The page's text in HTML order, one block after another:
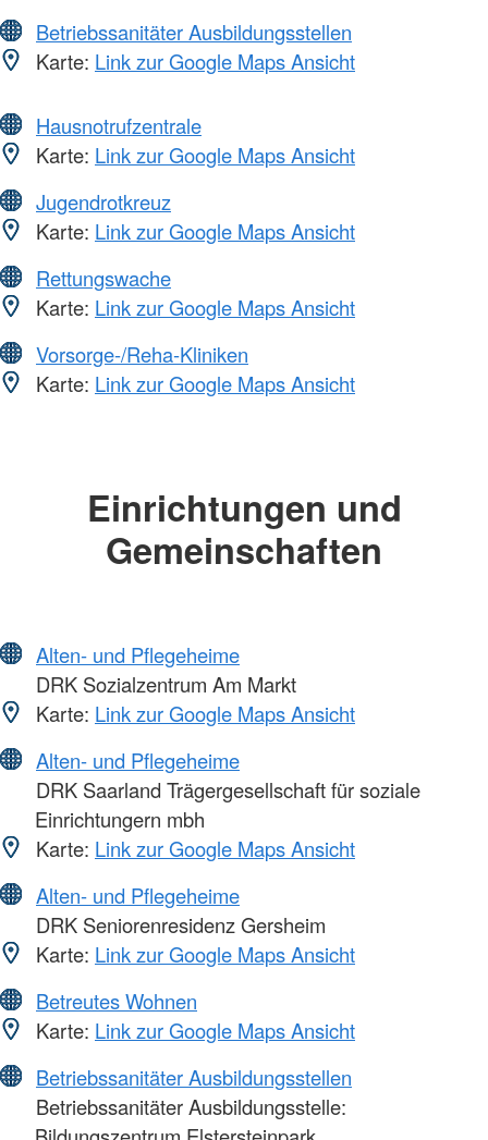
Betriebssanitäter Ausbildungsstellen
Karte: Link zur Google Maps Ansicht
Hausnotrufzentrale
Karte: Link zur Google Maps Ansicht
Jugendrotkreuz
Karte: Link zur Google Maps Ansicht
Rettungswache
Karte: Link zur Google Maps Ansicht
Vorsorge-/Reha-Kliniken
Karte: Link zur Google Maps Ansicht
Einrichtungen und
Gemeinschaften
Alten- und Pflegeheime
DRK Sozialzentrum Am Markt
Karte: Link zur Google Maps Ansicht
Alten- und Pflegeheime
DRK Saarland Trägergesellschaft für soziale
Einrichtungern mbh
Karte: Link zur Google Maps Ansicht
Alten- und Pflegeheime
DRK Seniorenresidenz Gersheim
Karte: Link zur Google Maps Ansicht
Betreutes Wohnen
Karte: Link zur Google Maps Ansicht
Betriebssanitäter Ausbildungsstellen
Betriebssanitäter Ausbildungsstelle: